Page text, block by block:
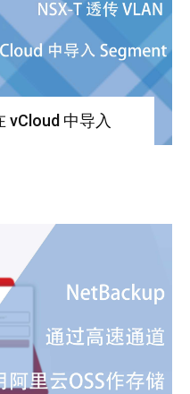
vCloud 中导入